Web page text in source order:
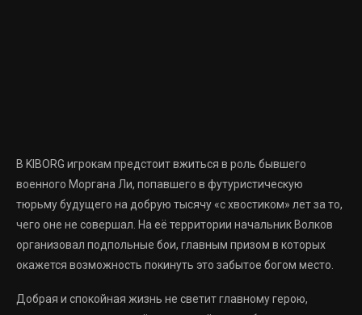
В KIBORG игрокам предстоит вжиться в роль бывшего
военного Моргана Ли, попавшего в футуристическую
тюрьму будущего на добрую тысячу «с хвостиком» лет за то,
чего оне не совершал. На её территории начальник Волков
организовал подпольные бои, главным призом в которых
окажется возможность покинуть это забытое богом место.
Добрая и спокойная жизнь не светит главному герою,